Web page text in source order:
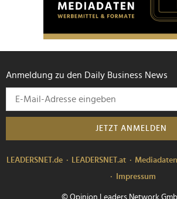
Anmeldung zu den Daily Business News
JETZT ANMELDEN
LEADERSNET.de LEADERSNET.at Mediadaten
Impressum